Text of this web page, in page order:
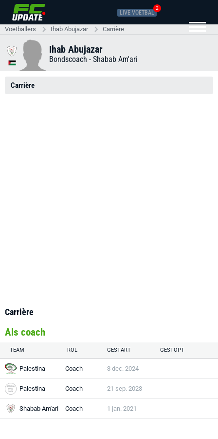
LIVE VOETBAL
2
Voetballers Ihab Abujazar Carrière
Ihab Abujazar
Bondscoach - Shabab Am'ari
Carrière
Carrière
Als coach
TEAM ROL GESTART GESTOPT
Palestina Coach 3 dec. 2024
Palestina Coach 21 sep. 2023
Shabab Am'ari Coach 1 jan. 2021